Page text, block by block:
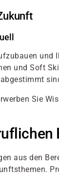
und
und Soft
Sie
aus den